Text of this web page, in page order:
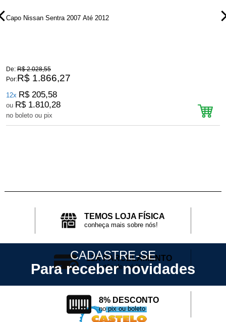
Capo Nissan Sentra 2007 Até 2012
De: R$ 2.028,55
Por:R$ 1.866,27
12x R$ 205,58
ou R$ 1.810,28
no boleto ou pix
TEMOS LOJA FÍSICA
conheça mais sobre nós!
12X PARCELAMENTO
no cartão de crédito
8% DESCONTO
no pix ou boleto
CADASTRE-SE
Para receber novidades